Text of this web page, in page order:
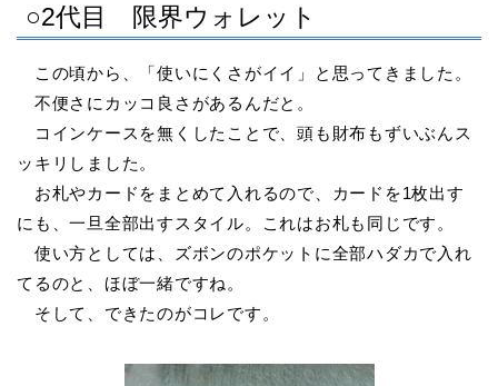
○2代目 限界ウォレット
この頃から、「使いにくさがイイ」と思ってきました。
不便さにカッコ良さがあるんだと。
コインケースを無くしたことで、頭も財布もずいぶんス
ッキリしました。
お札やカードをまとめて入れるので、カードを1枚出す
にも、一旦全部出すスタイル。これはお札も同じです。
使い方としては、ズボンのポケットに全部ハダカで入れ
てるのと、ほぼ一緒ですね。
そして、できたのがコレです。